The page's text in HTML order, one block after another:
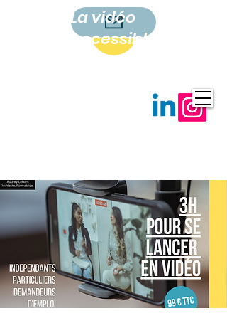
La vidéo
accessible
à tous